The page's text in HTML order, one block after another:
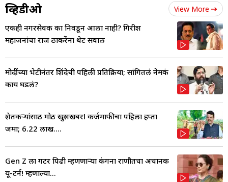
व्हिडीओ View More
एकही नगरसेवक का निवडून आला नाही? गिरीश
महाजनांचा राज ठाकरेंना थेट सवाल
मोदींच्या भेटीनंतर शिंदेची पहिली प्रतिक्रिया; सांगितलं नेमकं
काय घडलं?
शेतकऱ्यांसाठी मोठी खुशखबर! कर्जमाफीचा पहिला हप्ता
जमा; 6.22 लाख....
Gen Z ला गटर पिढी म्हणणाऱ्या कंगना राणौतचा अचानक
यू-टर्न! म्हणाल्या...